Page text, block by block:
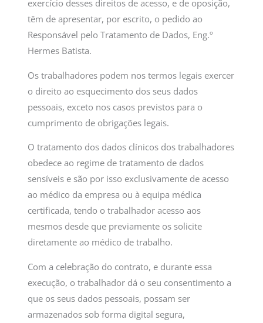
exercício desses direitos de acesso, e de oposição,
têm de apresentar, por escrito, o pedido ao
Responsável pelo Tratamento de Dados, Eng.º
Hermes Batista.
Os trabalhadores podem nos termos legais exercer
o direito ao esquecimento dos seus dados
pessoais, exceto nos casos previstos para o
cumprimento de obrigações legais.
O tratamento dos dados clínicos dos trabalhadores
obedece ao regime de tratamento de dados
sensíveis e são por isso exclusivamente de acesso
ao médico da empresa ou à equipa médica
certificada, tendo o trabalhador acesso aos
mesmos desde que previamente os solicite
diretamente ao médico de trabalho.
Com a celebração do contrato, e durante essa
execução, o trabalhador dá o seu consentimento a
que os seus dados pessoais, possam ser
armazenados sob forma digital segura,